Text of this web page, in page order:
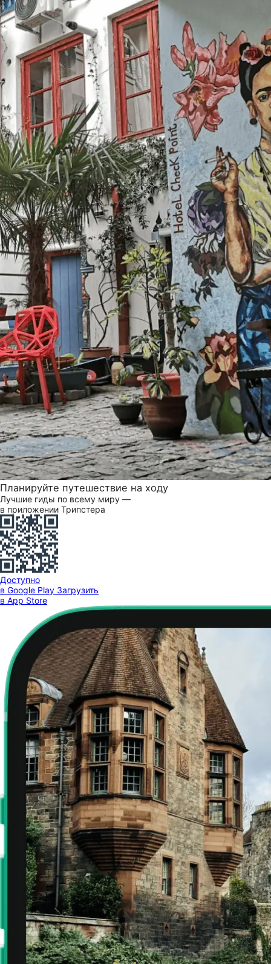
Планируйте путешествие на ходу
Лучшие гиды по всему миру —
в приложении Трипстера
Доступно
в Google Play Загрузить
в App Store